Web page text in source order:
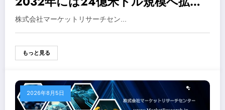
予測
株式会社マーケットリサーチセン…
もっと見る
2026年8月5日